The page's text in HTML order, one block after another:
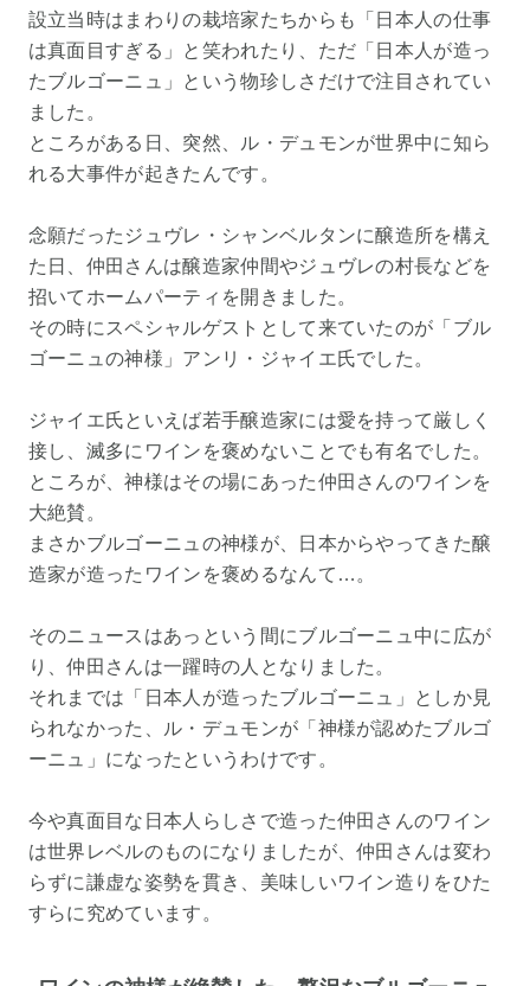
設立当時はまわりの栽培家たちからも「日本人の仕事
は真面目すぎる」と笑われたり、ただ「日本人が造っ
たブルゴーニュ」という物珍しさだけで注目されてい
ました。
ところがある日、突然、ル・デュモンが世界中に知ら
れる大事件が起きたんです。
念願だったジュヴレ・シャンベルタンに醸造所を構え
た日、仲田さんは醸造家仲間やジュヴレの村長などを
招いてホームパーティを開きました。
その時にスペシャルゲストとして来ていたのが「ブル
ゴーニュの神様」アンリ・ジャイエ氏でした。
ジャイエ氏といえば若手醸造家には愛を持って厳しく
接し、滅多にワインを褒めないことでも有名でした。
ところが、神様はその場にあった仲田さんのワインを
大絶賛。
まさかブルゴーニュの神様が、日本からやってきた醸
造家が造ったワインを褒めるなんて…。
そのニュースはあっという間にブルゴーニュ中に広が
り、仲田さんは一躍時の人となりました。
それまでは「日本人が造ったブルゴーニュ」としか見
られなかった、ル・デュモンが「神様が認めたブルゴ
ーニュ」になったというわけです。
今や真面目な日本人らしさで造った仲田さんのワイン
は世界レベルのものになりましたが、仲田さんは変わ
らずに謙虚な姿勢を貫き、美味しいワイン造りをひた
すらに究めています。